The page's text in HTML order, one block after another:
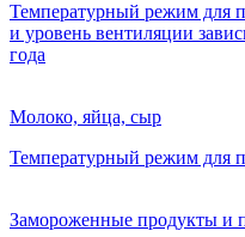
Температурный режим для
и уровень вентиляции
года
Молоко, яйца, сыр
Температурный режим для
Замороженные продукты и